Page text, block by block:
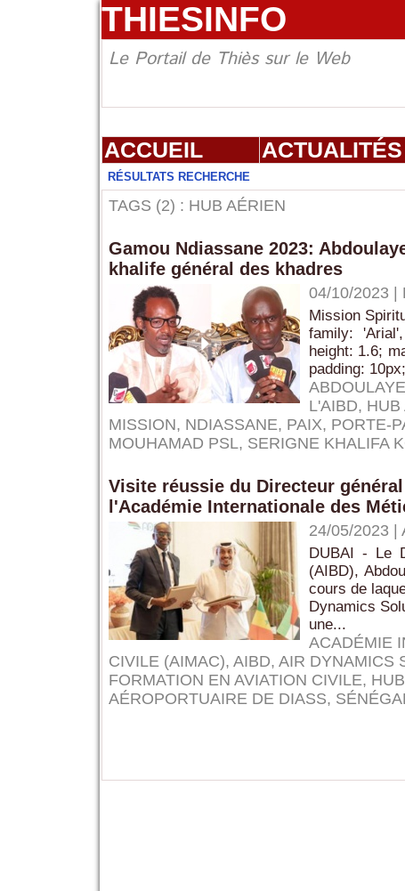
THIESINFO
Le Portail de Thiès sur le Web
ACCUEIL ACTUALITÉS
RÉSULTATS RECHERCHE
TAGS (2) : HUB AÉRIEN
Gamou Ndiassane 2023:
khalife général des khadres
04/10/2023
Mission
family:
height: 1.6;
padding:
L'AIBD, HUB
MISSION, NDIASSANE, PAIX, PORTE-
MOUHAMAD PSL, SERIGNE KHALIFA
Visite réussie du Directeur
l'Académie Internationale des
24/05/2023
DUBAI - Le
(AIBD),
cours de
Dynamics
une...
ACADÉMIE
CIVILE (AIMAC), AIBD, AIR DYNAMICS
FORMATION EN AVIATION CIVILE,
AÉROPORTUAIRE DE DIASS,